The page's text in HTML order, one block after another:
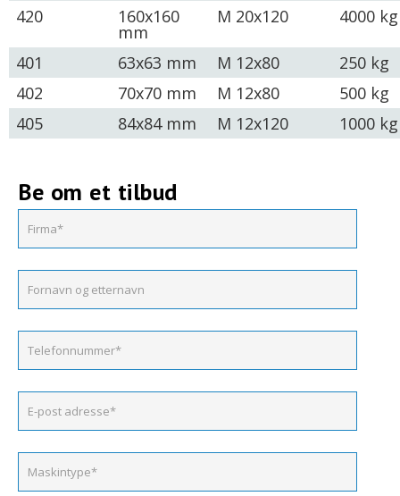
420 160x160
mm
M 20x120 4000 kg
401 63x63 mm M 12x80
250 kg
402
70x70 mm M 12x80
500 kg
405
84x84 mm M 12x120 1000 kg
Be om et tilbud